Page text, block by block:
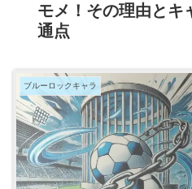
モメ！その理由とキ
通点
ブルーロックキャラ